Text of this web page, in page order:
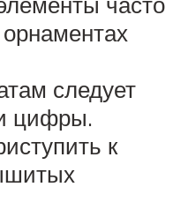
следует
цифры.
к